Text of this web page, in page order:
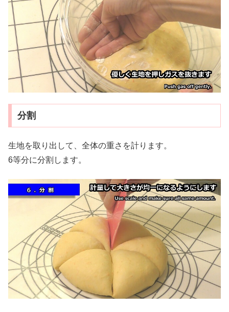
分割
生地を取り出して、全体の重さを計ります。
6等分に分割します。